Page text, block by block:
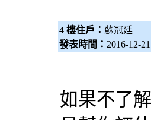
4 樓住戶： 蘇冠廷
發表時間： 2016-12-21
如果不了解